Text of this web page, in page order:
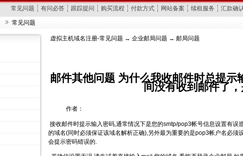
常见问题 有问必答 跟踪提问 购买流程 付款方式 网站备案 续租服务 汇款确
常见问题
虚拟主机域名注册-常见问题 → 企业邮局问题 → 邮局问题
邮件其他问题 为什么我收邮件时总提
间没有收到邮件了
作者：
接收邮件时提示输入密码,通常情况下是您的smtp/pop3帐号信息设置有
的域名(同时必须保证该域名解析正确),另外最为重要的是pop3帐户名必须
会提示密码错误的.